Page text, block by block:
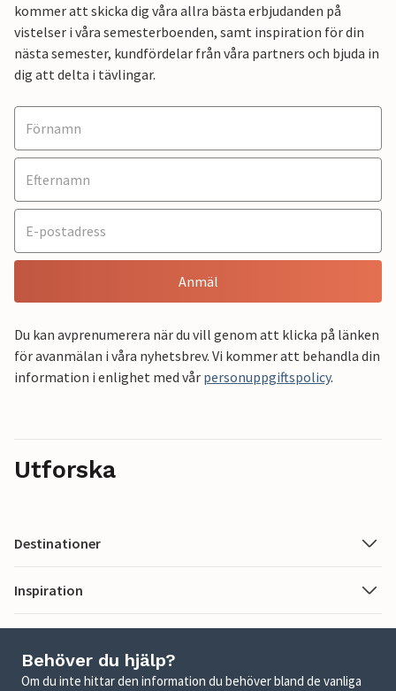
kommer att skicka dig våra allra bästa erbjudanden på
vistelser i våra semesterboenden, samt inspiration för din
nästa semester, kundfördelar från våra partners och bjuda in
dig att delta i tävlingar.
Anmäl
Du kan avprenumerera när du vill genom att klicka på länken
för avanmälan i våra nyhetsbrev. Vi kommer att behandla din
information i enlighet med vår personuppgiftspolicy.
Utforska
Destinationer
Inspiration
Behöver du hjälp?
Om du inte hittar den information du behöver bland de vanliga